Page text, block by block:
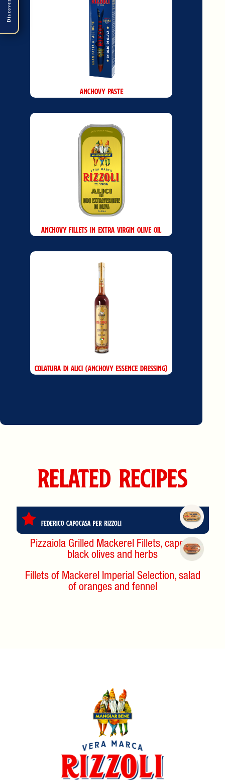
Anchovy Paste
Anchovy Fillets in extra virgin olive oil
Colatura di Alici (Anchovy essence dressing)
Related Recipes
Federico Capocasa per Rizzoli
Pizzaiola Grilled Mackerel Fillets, capers,
black olives and herbs
Fillets of Mackerel Imperial Selection, salad
of oranges and fennel
Discover